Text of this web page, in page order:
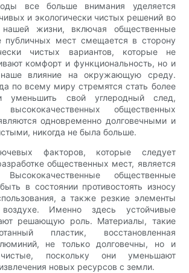
все больше внимания уделяется
и экологически чистых решений во
нашей жизни, включая общественные
публичных мест смещается в сторону
чистых вариантов, которые не
комфорт и функциональность, но и
влияние на окружающую среду.
по всему миру стремятся стать более
уменьшить свой углеродный след,
высококачественных общественных
одновременно долговечными и
никогда не была больше.
факторов, которые следует
общественных мест, является
Высококачественные общественные
в состоянии противостоять износу
а также резкие элементы
Именно здесь устойчивые
решающую роль. Материалы, такие
пластик, восстановленная
не только долговечны, но и
чистые, поскольку они уменьшают
новых ресурсов с земли.